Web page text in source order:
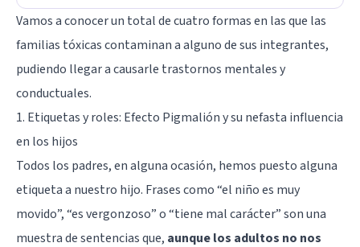
Vamos a conocer un total de cuatro formas en las que las
familias tóxicas contaminan a alguno de sus integrantes,
pudiendo llegar a causarle trastornos mentales y
conductuales.
1. Etiquetas y roles: Efecto Pigmalión y su nefasta influencia
en los hijos
Todos los padres, en alguna ocasión, hemos puesto alguna
etiqueta a nuestro hijo. Frases como “el niño es muy
movido”, “es vergonzoso” o “tiene mal carácter” son una
muestra de sentencias que, aunque los adultos no nos